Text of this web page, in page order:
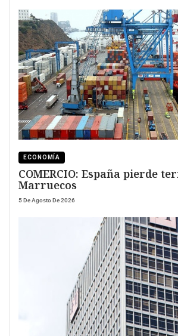
ECONOMÍA
COMERCIO: España pierde
Marruecos
5 De Agosto De 2026